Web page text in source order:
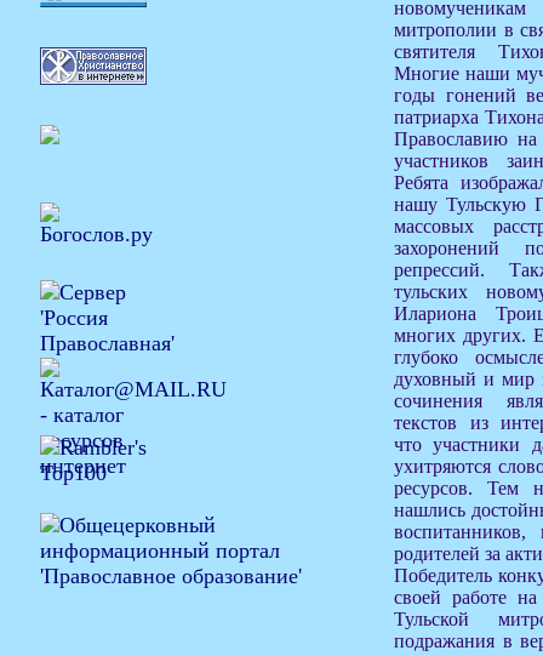
митрополии в
святителя
Многие наши
годы гонений
патриарха
Православию на
участников
Ребята
нашу Тульскую
массовых
захоронений
репрессий.
тульских
Илариона
многих других.
глубоко
духовный и мир
сочинения
текстов из
что участники
ухитряются
ресурсов. Тем
нашлись
родителей за
Победитель
своей работе
Тульской
подражания в